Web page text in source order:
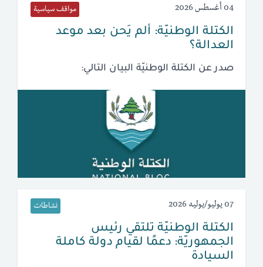
04 أغسطس 2026 مواقف سياسية
الكتلة الوطنيّة: ألم يَحن بعد موعد
العدالة؟
صدر عن الكتلة الوطنيّة البيان التالي:
07 يوليو/يوليه 2026 نشاطات
الكتلة الوطنيّة تلتقي رئيس
الجمهوريّة: دعمًا لقيام دولة كاملة
السيادة